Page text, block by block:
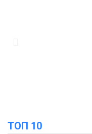
ТОП 10